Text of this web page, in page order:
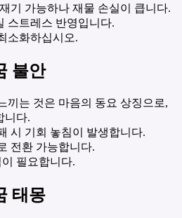
기 가능하나 재물 손실이 큽니다.
스트레스 반영입니다.
소화하십시오.
불안
끼는 것은 마음의 동요 상징으로,
니다.
시 기회 놓침이 발생합니다.
전환 가능합니다.
필요합니다.
태몽